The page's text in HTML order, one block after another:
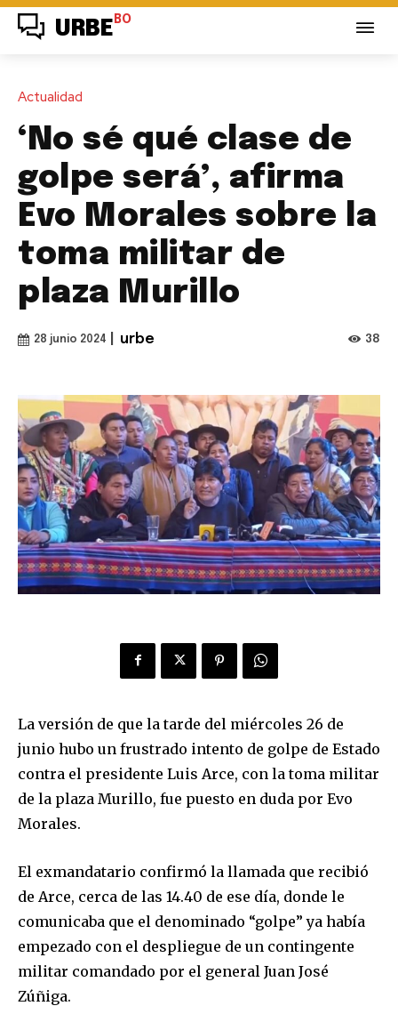
URBE BO
Actualidad
‘No sé qué clase de
golpe será’, afirma
Evo Morales sobre la
toma militar de
plaza Murillo
28 junio 2024 urbe 38
La versión de que la tarde del miércoles 26 de
junio hubo un frustrado intento de golpe de Estado
contra el presidente Luis Arce, con la toma militar
de la plaza Murillo, fue puesto en duda por Evo
Morales.
El exmandatario confirmó la llamada que recibió
de Arce, cerca de las 14.40 de ese día, donde le
comunicaba que el denominado “golpe” ya había
empezado con el despliegue de un contingente
militar comandado por el general Juan José
Zúñiga.